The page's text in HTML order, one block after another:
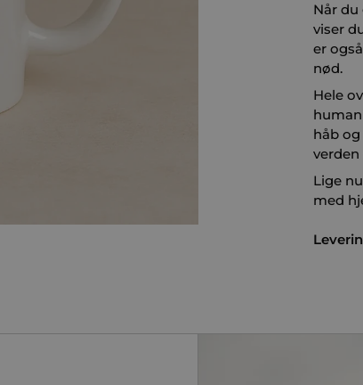
Når du
viser
er
nød.
Hele
håb
verden
Lige
med